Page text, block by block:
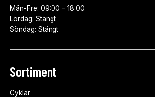
Mån-Fre: 09:00 – 18:00
Lördag: Stängt
Söndag: Stängt
Sortiment
Cyklar